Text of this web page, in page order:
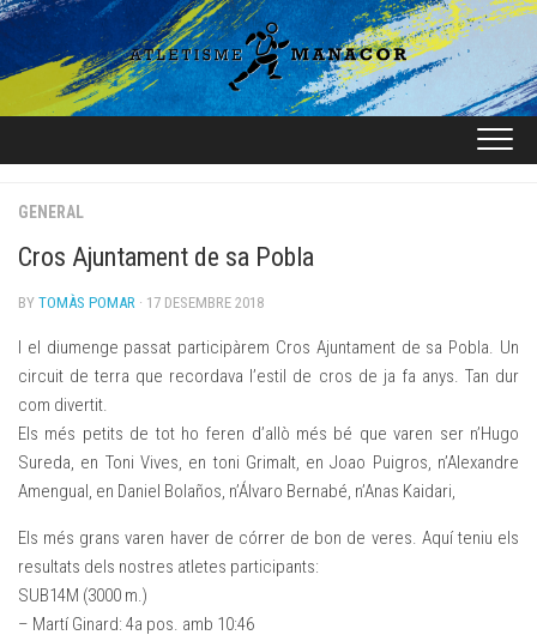
Skip
to
content
GENERAL
Cros Ajuntament de sa Pobla
BY TOMÀS POMAR · 17 DESEMBRE 2018
I el diumenge passat participàrem Cros Ajuntament de sa Pobla. Un
circuit de terra que recordava l’estil de cros de ja fa anys. Tan dur
com divertit.
Els més petits de tot ho feren d’allò més bé que varen ser n’Hugo
Sureda, en Toni Vives, en toni Grimalt, en Joao Puigros, n’Alexandre
Amengual, en Daniel Bolaños, n’Álvaro Bernabé, n’Anas Kaidari,
Els més grans varen haver de córrer de bon de veres. Aquí teniu els
resultats dels nostres atletes participants:
SUB14M (3000 m.)
– Martí Ginard: 4a pos. amb 10:46